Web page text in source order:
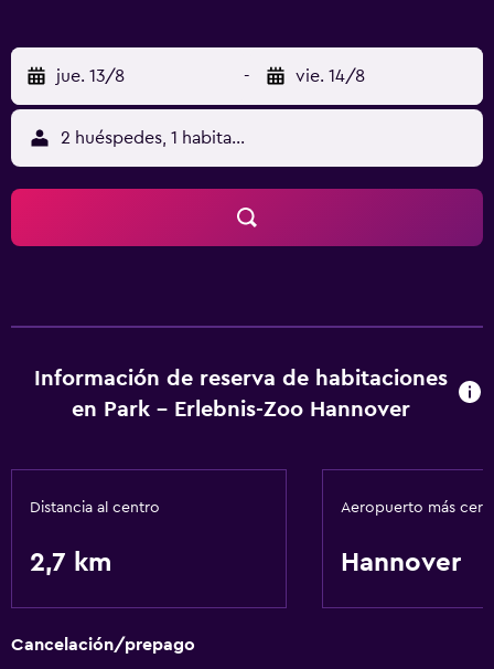
jue. 13/8 - vie. 14/8
2 huéspedes, 1 habitación
Información de reserva de habitaciones
en Park - Erlebnis-Zoo Hannover
Distancia al centro
2,7 km
Aeropuerto más
Hannover
Cancelación/prepago